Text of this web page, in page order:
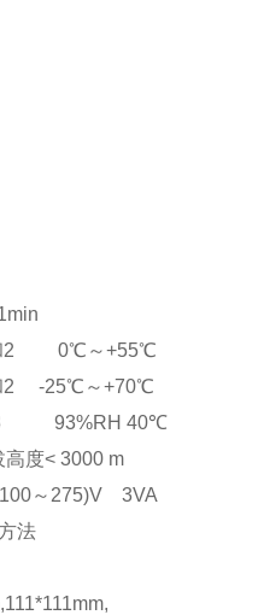
2 0℃～+55℃
2 -25℃～+70℃
3 93%RH 40℃
高度< 3000 m
100～275)V 3VA
法